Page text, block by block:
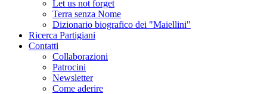
Let us not forget
Terra senza Nome
Dizionario biografico dei "Maiellini"
Ricerca Partigiani
Contatti
Collaborazioni
Patrocini
Newsletter
Come aderire